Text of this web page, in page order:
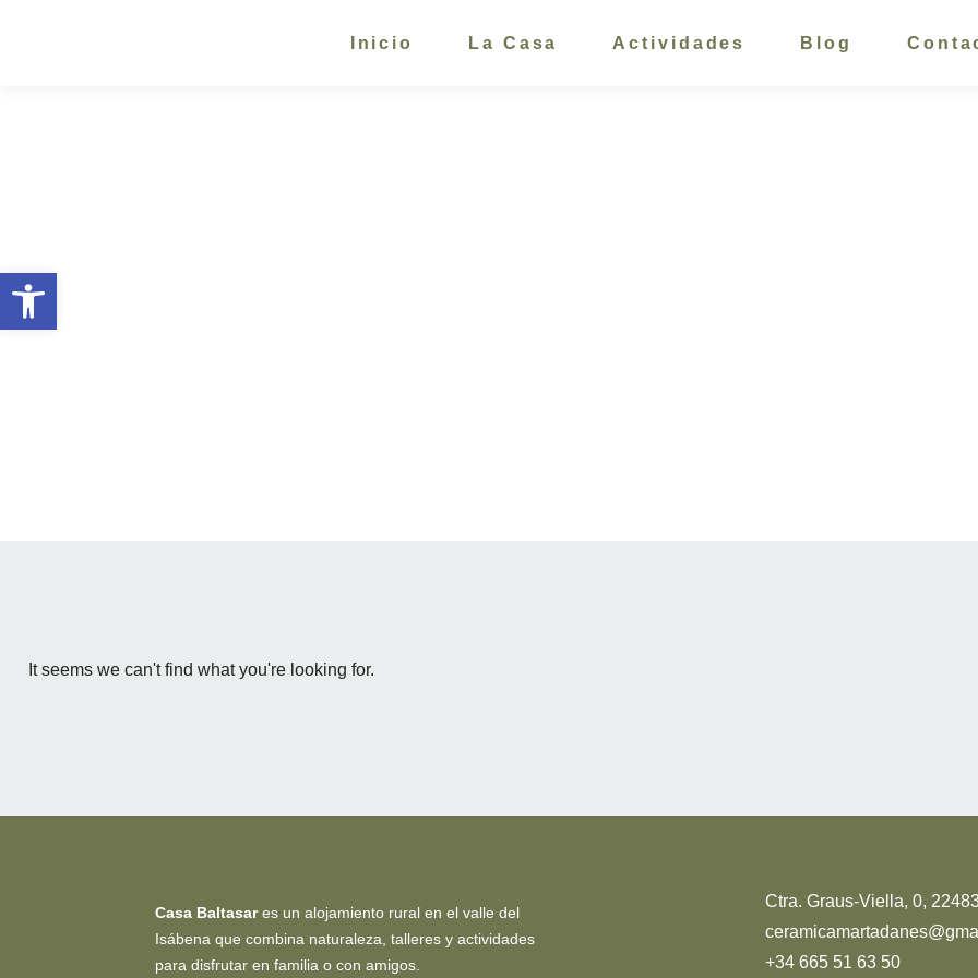
Inicio La Casa Actividades Blog
It seems we can't find what you're looking for.
Casa Baltasares un alojamiento rural en el valle del
Isábena que combina naturaleza, talleres y actividades
para disfrutar en familia o con amigos.
Ctra. Graus-Viella, 0,
+34 665 51 63 50
Abrir barra de herramientas